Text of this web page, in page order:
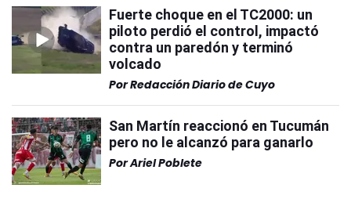
Fuerte choque en el TC2000: un
piloto perdió el control, impactó
contra un paredón y terminó
volcado
PorRedacción Diario de Cuyo
San Martín reaccionó en Tucumán
pero no le alcanzó para ganarlo
PorAriel Poblete